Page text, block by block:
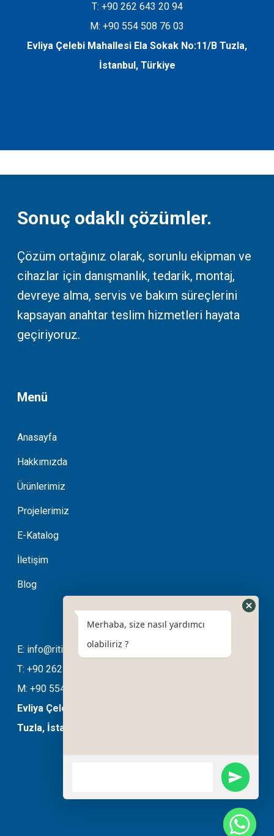
T: +90 262 643 20 94
M: +90 554 508 76 03
Evliya Çelebi Mahallesi Ela Sokak No:11/B Tuzla,
İstanbul, Türkiye
Sonuç odaklı çözümler.
Çözüm ortağınız olarak, sorunlu ekipman ve
cihazlar için danışmanlık, tedarik, montaj,
devreye alma, servis ve bakım süreçlerini
kapsayan anahtar teslim hizmetleri hayata
geçiriyoruz.
Menü
Anasayfa
Hakkımızda
Ürünlerimiz
Projelerimiz
E-Katalog
İletişim
Blog
E: info@ritimotomasyon.com
T: +90 262 643 20 94
M: +90 554 508 76 03
Evliya Çelebi Mahallesi Ela Sokak No:11/B
Tuzla, İstanbul, Türkiye
Merhaba, size nasıl yardımcı
olabiliriz ?